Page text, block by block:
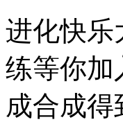
进化快乐
练等你加
成合成